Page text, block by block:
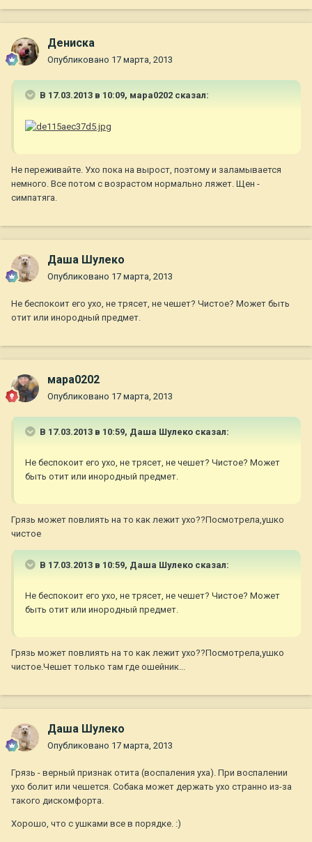
Дениска
Опубликовано 17 марта, 2013
В 17.03.2013 в 10:09, мара0202 сказал:
Не переживайте. Ухо пока на вырост, поэтому и заламывается
немного. Все потом с возрастом нормально ляжет. Щен -
симпатяга.
Даша Шулеко
Опубликовано 17 марта, 2013
Не беспокоит его ухо, не трясет, не чешет? Чистое? Может быть
отит или инородный предмет.
мара0202
Опубликовано 17 марта, 2013
В 17.03.2013 в 10:59, Даша Шулеко сказал:
Не беспокоит его ухо, не трясет, не чешет? Чистое? Может
быть отит или инородный предмет.
Грязь может повлиять на то как лежит ухо??Посмотрела,ушко
чистое
В 17.03.2013 в 10:59, Даша Шулеко сказал:
Не беспокоит его ухо, не трясет, не чешет? Чистое? Может
быть отит или инородный предмет.
Грязь может повлиять на то как лежит ухо??Посмотрела,ушко
чистое.Чешет только там где ошейник...
Даша Шулеко
Опубликовано 17 марта, 2013
Грязь - верный признак отита (воспаления уха). При воспалении
ухо болит или чешется. Собака может держать ухо странно из-за
такого дискомфорта.
Хорошо, что с ушками все в порядке. :)